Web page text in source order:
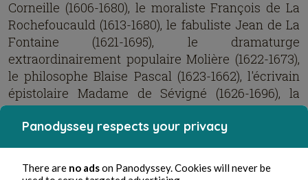
Corneille (1606-1680), le moraliste François de La
Rochefoucauld (1613-1680), le fabuliste Jean de La
Fontaine (1621-1695), le dramaturge
extraordinairement populaire Molière (1622-1673),
le philosophe Blaise Pascal (1623-1662), l'écrivain
épistolaire Madame de Sévigné (1626-1696), la
romancière innovante Madame de Lafayette.
Il retrace ensuite la naissance des Lumières, des
idéaux républicains et d’une culture séculaire
dans les écrits littéralement encyclopédiques des
Panodyssey respects your privacy
There are no adson Panodyssey. Cookies will never be